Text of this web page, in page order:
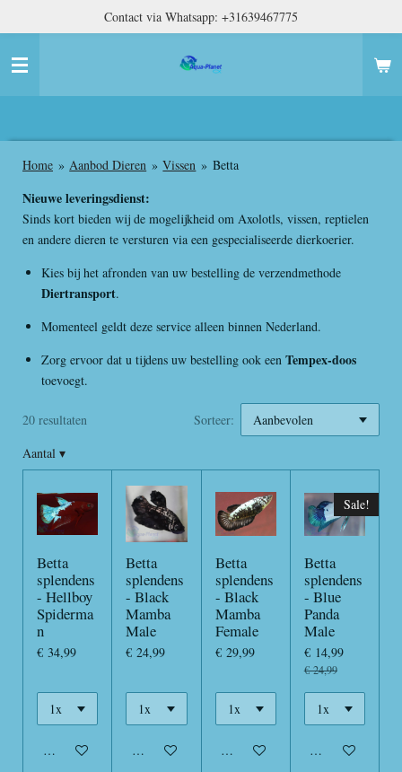
naar
hoofdinhoud
Contact via Whatsapp: +31639467775
Home » Aanbod Dieren » Vissen » Betta
Nieuwe leveringsdienst:
Sinds kort bieden wij de mogelijkheid om Axolotls, vissen, reptielen
en andere dieren te versturen via een gespecialiseerde dierkoerier.
Kies bij het afronden van uw bestelling de verzendmethode
Diertransport.
Momenteel geldt deze service alleen binnen Nederland.
Zorg ervoor dat u tijdens uw bestelling ook een Tempex-doos
toevoegt.
20 resultaten
Sorteer:
Aantal ▾
Betta
splendens
- Hellboy
Spiderma
n
€ 34,99
In winkelwagen
Betta
splendens
- Black
Mamba
Male
€ 24,99
In winkelwagen
Betta
splendens
- Black
Mamba
Female
€ 29,99
In winkelwagen
Sale!
Betta
splendens
- Blue
Panda
Male
€ 14,99
€ 24,99
In winkelwagen